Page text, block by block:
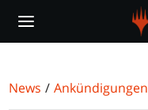
main
News /Ankündigungen